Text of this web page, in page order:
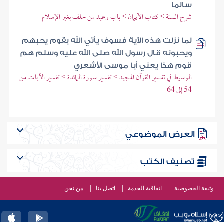
سالما
شرح السنة > كتاب الأيمان > باب وعيد من حلف بغير الإسلام
لما نزلت هذه الآية فسوف يأتي الله بقوم يحبهم
ويحبونه قال رسول الله صلى الله عليه وسلم هم
قوم هذا يعني أبا موسى الأشعري
الوسيط في تفسير القرآن المجيد > تفسير سورة المائدة > تفسير الآيات من
54 إلى 64
العرض الموضوعي
تصنيف الكتب
وثيقة الخصوصية اتفاقية الخدمة اتصل بنا من نحن